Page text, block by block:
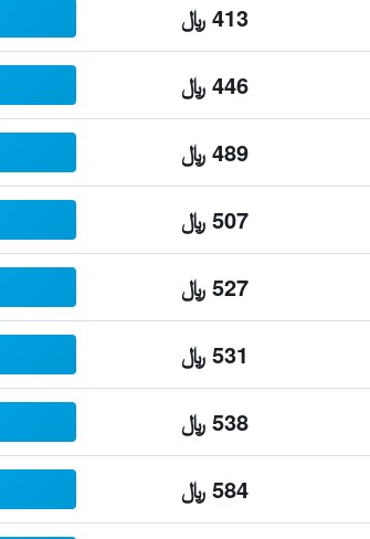
413 ﷼
446 ﷼
489 ﷼
507 ﷼
527 ﷼
531 ﷼
538 ﷼
584 ﷼